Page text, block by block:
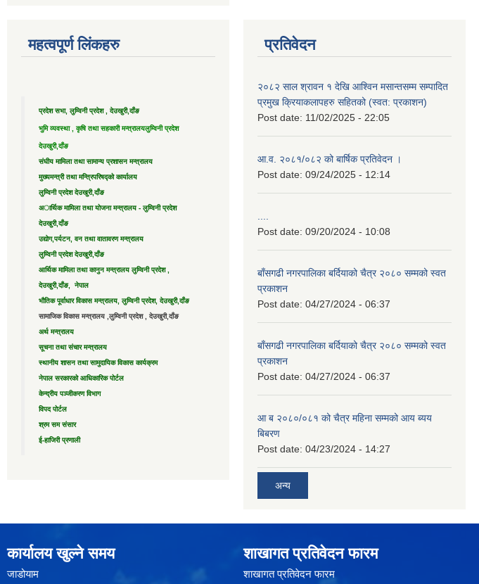
महत्वपूर्ण लिंकहरु
प्रदेश सभा, लुम्विनी प्रदेश , देउखुरी,दाँङ
भुमि व्यवस्था , कृषि तथा सहकारी मन्त्रालयलुम्विनी प्रदेश
देउखुरी,दाँङ
संघीय मामिला तथा सामान्य प्रशासन मन्त्रालय
मुख्यमन्त्री तथा मन्त्रिपरिषद्को कार्यालय
लुम्विनी प्रदेश देउखुरी,दाँङ
अार्थिक मामिला तथा योजना मन्त्रालय - लुम्विनी प्रदेश
देउखुरी,दाँङ
उद्याेग,पर्यटन, वन तथा वातावरण मन्त्रालय
लुम्विनी प्रदेश देउखुरी,दाँङ
आर्थिक मामिला तथा कानुन मन्त्रालय लुम्विनी प्रदेश ,
देउखुरी,दाँङ, नेपाल
भौतिक पूर्वाधार विकास मन्त्रालय, लुम्विनी प्रदेश, देउखुरी,दाँङ
सामाजिक विकास मन्त्रालय ,लुम्विनी प्रदेश , देउखुरी,दाँङ
अर्थ मन्त्रालय
सूचना तथा संचार मन्त्रालय
स्थानीय शासन तथा सामुदायिक विकास कार्यक्रम
नेपाल सरकारको आधिकारिक पोर्टल
केन्द्रीय पञ्जीकरण विभाग
विपद पोर्टल
श्रम सम संसार
ई-हाजिरी प्रणाली
प्रतिवेदन
२०८२ साल श्रावन १ देखि आश्विन मसान्तसम्म सम्पादित
प्रमुख क्रियाकलापहरु सहितको (स्वत: प्रकाशन)
Post date: 11/02/2025 - 22:05
आ.व. २०८१/०८२ को बार्षिक प्रतिवेदन ।
Post date: 09/24/2025 - 12:14
Post date: 09/20/2024 - 10:08
बाँसगढी नगरपालिका बर्दियाको चैत्र २०८० सम्मको स्वत
प्रकाशन
Post date: 04/27/2024 - 06:37
बाँसगढी नगरपालिका बर्दियाको चैत्र २०८० सम्मको स्वत
प्रकाशन
Post date: 04/27/2024 - 06:37
आ ब २०८०/०८१ को चैत्र महिना सम्मको आय ब्यय
बिबरण
Post date: 04/23/2024 - 14:27
अन्य
कार्यालय खुल्ने समय
जाडोयाम
शाखागत प्रतिवेदन फारम
शाखागत प्रतिवेदन फारम